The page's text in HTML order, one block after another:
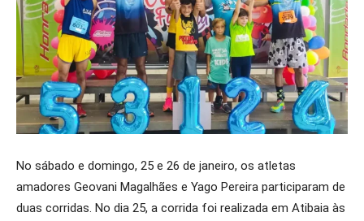
No sábado e domingo, 25 e 26 de janeiro, os atletas
amadores Geovani Magalhães e Yago Pereira participaram de
duas corridas. No dia 25, a corrida foi realizada em Atibaia às